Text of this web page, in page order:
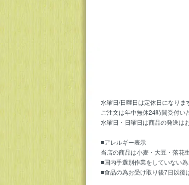
水曜日/日曜日は定休日になりま
ご注文は年中無休24時間受付い
水曜日・日曜日は商品の発送は
■アレルギー表示
当店の商品は小麦・大豆・落花
■国内手選別作業をしていない
■食品の為お受け取り後7日以後